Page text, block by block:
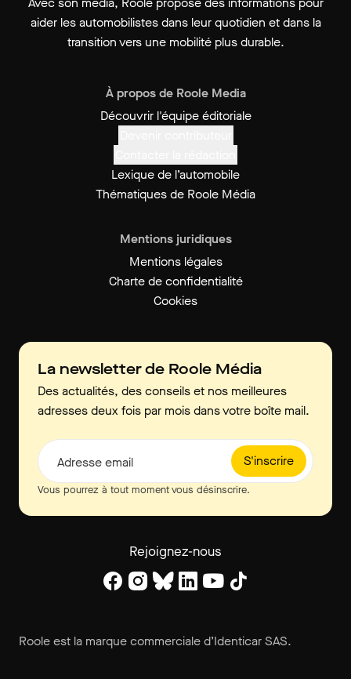
aider les automobilistes dans leur quotidien et dans la
transition vers une mobilité plus durable.
À propos de Roole Media
Découvrir l'équipe éditoriale
Lexique de l’automobile
Thématiques de Roole Média
Mentions juridiques
Mentions légales
Charte de confidentialité
Cookies
La newsletter de Roole Média
Des actualités, des conseils et nos meilleures
adresses deux fois par mois dans votre boîte mail.
S'inscrire
Adresse email
Vous pourrez à tout moment vous désinscrire.
Rejoignez-nous
Roole est la marque commerciale d’Identicar SAS.